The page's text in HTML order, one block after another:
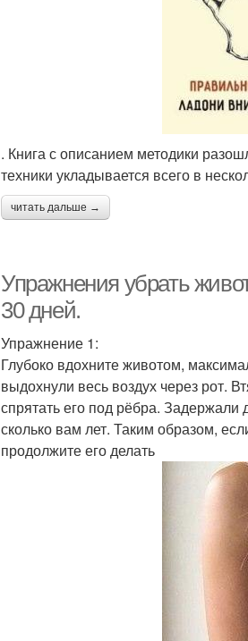
. Книга с описанием методики
техники укладывается всего в
читать дальше →
Упражнения убрать
30 дней.
Упражнение 1:
Глубоко вдохните животом,
выдохнули весь воздух через рот.
спрятать его под рёбра.
сколько вам лет. Таким образом,
продолжите его делать